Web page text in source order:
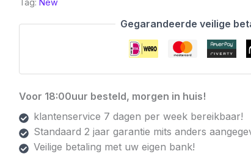
USB
3.0
Ethernet
|
1000
Mbps
|
Gegarandeerde veilige
Voor 18:00uur besteld, morgen in huis!
klantenservice 7 dagen per week bereikbaar!
Standaard 2 jaar garantie mits anders
Veilige betaling met uw eigen bank!